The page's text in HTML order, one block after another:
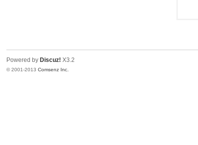
Powered by Discuz! X3.2
© 2001-2013Comsenz Inc.